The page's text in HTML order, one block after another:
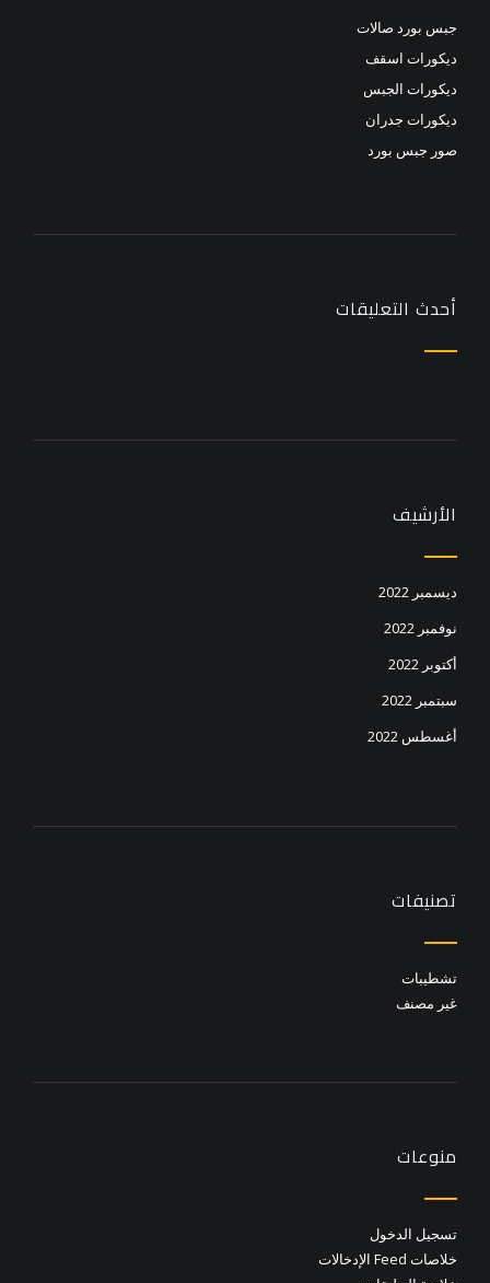
جبس بورد صالات
ديكورات اسقف
ديكورات الجبس
ديكورات جدران
صور جبس بورد
أحدث التعليقات
الأرشيف
ديسمبر 2022
نوفمبر 2022
أكتوبر 2022
سبتمبر 2022
أغسطس 2022
تصنيفات
تشطيبات
غير مصنف
منوعات
تسجيل الدخول
خلاصات Feed الإدخالات